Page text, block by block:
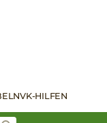
VK-HILFEN